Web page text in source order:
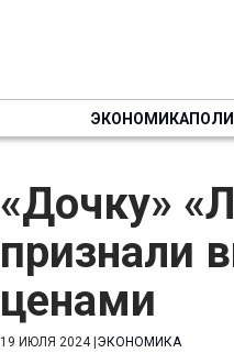
ЭКОНОМИКА
«Дочку»
признали
ценами
19 ИЮЛЯ 2024| ЭКОНОМИКА